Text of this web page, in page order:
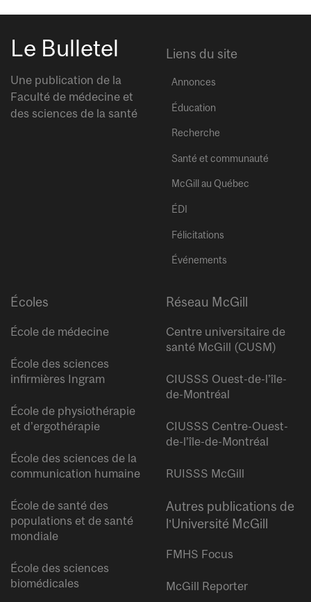
Le Bulletel
Une publication de la
Faculté de médecine et
des sciences de la santé
Liens du site
Annonces
Éducation
Recherche
Santé et communauté
McGill au Québec
ÉDI
Félicitations
Événements
Écoles
École de médecine
École des sciences
infirmières Ingram
École de physiothérapie
et d’ergothérapie
École des sciences de la
communication humaine
École de santé des
populations et de santé
mondiale
École des sciences
biomédicales
Réseau McGill
Centre universitaire de
santé McGill (CUSM)
CIUSSS Ouest-de-l’île-
de-Montréal
CIUSSS Centre-Ouest-
de-l’île-de-Montréal
RUISSS McGill
Autres publications de
l’Université McGill
FMHS Focus
McGill Reporter